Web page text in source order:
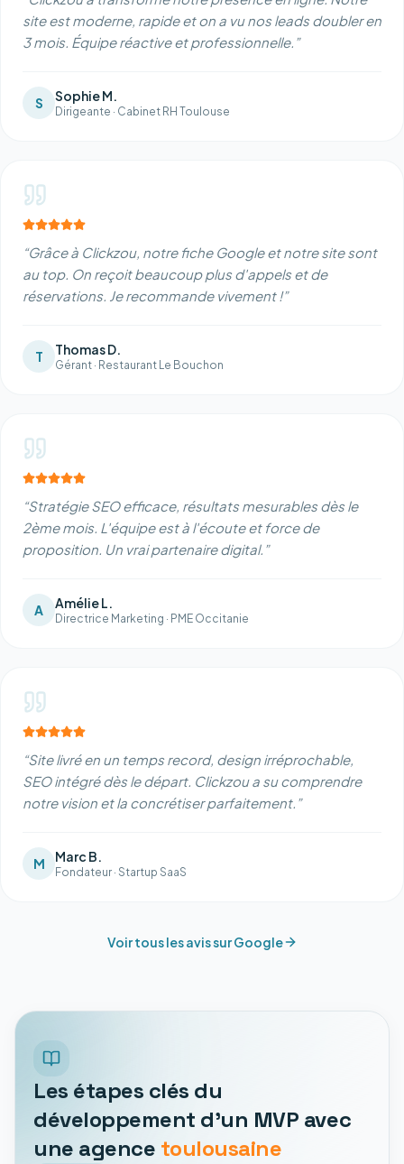
site est moderne, rapide et on a vu nos leads doubler en
3 mois. Équipe réactive et professionnelle. ”
S Sophie M.
Dirigeante · Cabinet RH Toulouse
“Grâce à Clickzou, notre fiche Google et notre site sont
au top. On reçoit beaucoup plus d'appels et de
réservations. Je recommande vivement !”
T Thomas D.
Gérant · Restaurant Le Bouchon
“Stratégie SEO efficace, résultats mesurables dès le
2ème mois. L'équipe est à l'écoute et force de
proposition. Un vrai partenaire digital. ”
A Amélie L.
Directrice Marketing · PME Occitanie
“Site livré en un temps record, design irréprochable,
SEO intégré dès le départ. Clickzou a su comprendre
notre vision et la concrétiser parfaitement. ”
M Marc B.
Fondateur · Startup SaaS
Voir tous les avis sur Google
Les étapes clés du
développement d'un MVP avec
une agence toulousaine